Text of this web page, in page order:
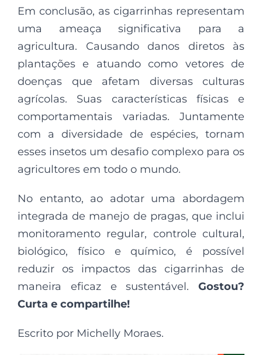
Em conclusão, as cigarrinhas representam
uma ameaça significativa para a
agricultura. Causando danos diretos às
plantações e atuando como vetores de
doenças que afetam diversas culturas
agrícolas. Suas características físicas e
comportamentais variadas. Juntamente
com a diversidade de espécies, tornam
esses insetos um desafio complexo para os
agricultores em todo o mundo.
No entanto, ao adotar uma abordagem
integrada de manejo de pragas, que inclui
monitoramento regular, controle cultural,
biológico, físico e químico, é possível
reduzir os impactos das cigarrinhas de
maneira eficaz e sustentável. Gostou?
Curta e compartilhe!
Escrito por Michelly Moraes.